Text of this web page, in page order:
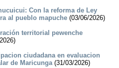
Con la reforma de Ley
al pueblo mapuche (03/06/2026)
territorial pewenche
ciudadana en evaluacion
de Maricunga(31/03/2026)